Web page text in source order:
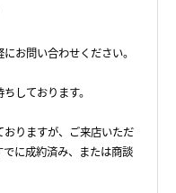
お問い合わせください。
しております。
りますが、ご来店いただ
に成約済み、または商談